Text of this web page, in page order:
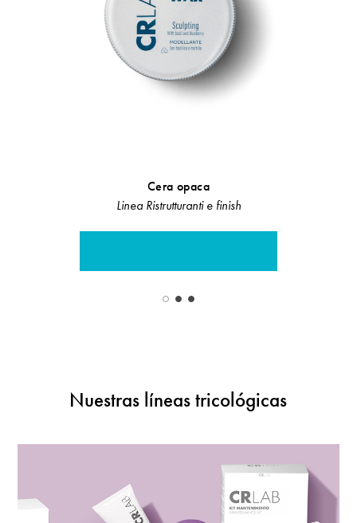
Cera opaca
Linea Ristrutturanti e finish
Nuestras líneas tricológicas